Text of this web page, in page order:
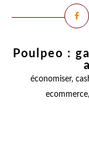
Poulpeo :
économiser,
ecommerce,